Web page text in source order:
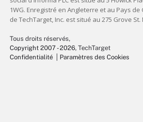
Tous droits réservés,
Copyright 2007 - 2026, TechTarget
Confidentialité
Paramètres des Cookies